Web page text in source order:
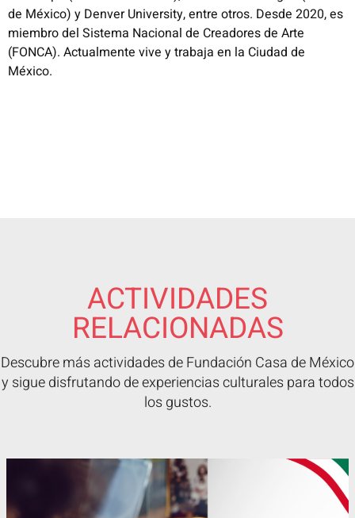
de México) y Denver University, entre otros. Desde 2020, es
miembro del Sistema Nacional de Creadores de Arte
(FONCA). Actualmente vive y trabaja en la Ciudad de
México.
ACTIVIDADES
RELACIONADAS
Descubre más actividades de Fundación Casa de México
y sigue disfrutando de experiencias culturales para todos
los gustos.